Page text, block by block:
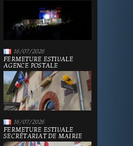
16/07/2026
FERMETURE ESTIVALE
AGENCE POSTALE
16/07/2026
FERMETURE ESTIVALE
SECRÉTARIAT DE MAIRIE